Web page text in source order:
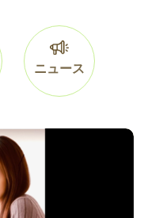
ニュース